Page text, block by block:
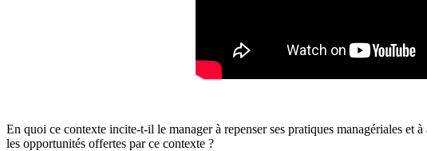
En quoi ce contexte incite-t-il le manager à repenser ses pratiques managériales
les opportunités offertes par ce contexte ?